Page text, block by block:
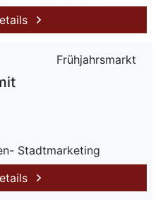
Frühjahrsmarkt
Stadtmarketing